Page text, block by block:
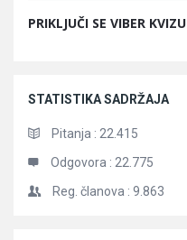
PRIKLJUČI SE VIBER KVIZU
STATISTIKA SADRŽAJA
Pitanja : 22.415
Odgovora : 22.775
Reg. članova : 9.863